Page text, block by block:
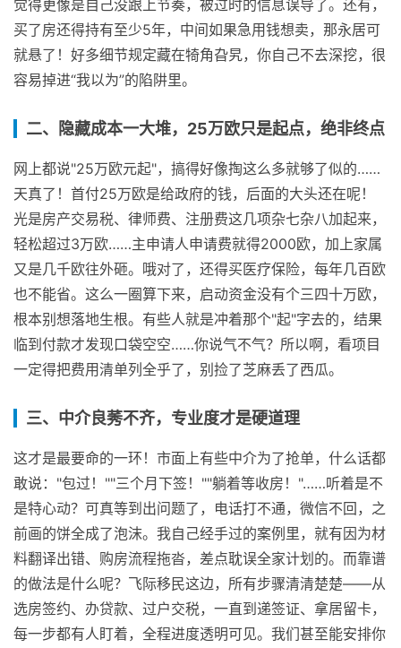
觉得更像是自己没跟上节奏，被过时的信息误导了。还有，
买了房还得持有至少5年，中间如果急用钱想卖，那永居可
就悬了！好多细节规定藏在犄角旮旯，你自己不去深挖，很
容易掉进“我以为”的陷阱里。
二、隐藏成本一大堆，25万欧只是起点，绝非终点
网上都说"25万欧元起"，搞得好像掏这么多就够了似的……
天真了！首付25万欧是给政府的钱，后面的大头还在呢！
光是房产交易税、律师费、注册费这几项杂七杂八加起来，
轻松超过3万欧……主申请人申请费就得2000欧，加上家属
又是几千欧往外砸。哦对了，还得买医疗保险，每年几百欧
也不能省。这么一圈算下来，启动资金没有个三四十万欧，
根本别想落地生根。有些人就是冲着那个"起"字去的，结果
临到付款才发现口袋空空……你说气不气？所以啊，看项目
一定得把费用清单列全乎了，别捡了芝麻丢了西瓜。
三、中介良莠不齐，专业度才是硬道理
这才是最要命的一环！市面上有些中介为了抢单，什么话都
敢说："包过！""三个月下签！""躺着等收房！"……听着是不
是特心动？可真等到出问题了，电话打不通，微信不回，之
前画的饼全成了泡沫。我自己经手过的案例里，就有因为材
料翻译出错、购房流程拖沓，差点耽误全家计划的。而靠谱
的做法是什么呢？飞际移民这边，所有步骤清清楚楚——从
选房签约、办贷款、过户交税，一直到递签证、拿居留卡，
每一步都有人盯着，全程进度透明可见。我们甚至能安排你